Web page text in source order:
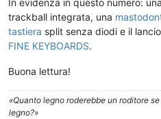
trackball integrata, una
tastiera split senza diodi e il
FINE KEYBOARDS.
Buona lettura!
«Quanto legno roderebbe un roditore
legno?»